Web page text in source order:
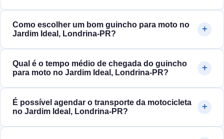
Como escolher um bom guincho para moto no
Jardim Ideal, Londrina‑PR?
Qual é o tempo médio de chegada do guincho
para moto no Jardim Ideal, Londrina‑PR?
É possível agendar o transporte da motocicleta
no Jardim Ideal, Londrina‑PR?